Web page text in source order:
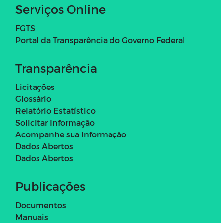
Serviços Online
FGTS
Portal da Transparência do Governo Federal
Transparência
Licitações
Glossário
Relatório Estatístico
Solicitar Informação
Acompanhe sua Informação
Dados Abertos
Dados Abertos
Publicações
Documentos
Manuais